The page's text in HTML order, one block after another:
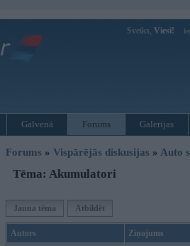
Sveiks, Viesi!
Galvenā Forums Galerijas
Forums » Vispārējās diskusijas » Auto
Tēma: Akumulatori
Jauna tēma Atbildēt
Autors Ziņojums